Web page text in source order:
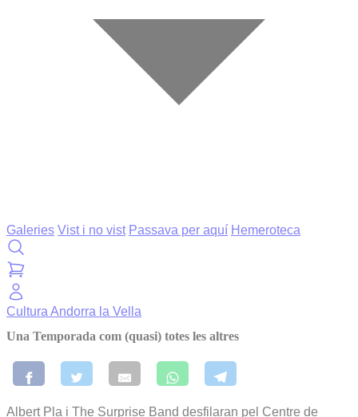
Galeries Vist i no vist Passava per aquí Hemeroteca
Cultura Andorra la Vella
Una Temporada com (quasi) totes les altres
Albert Pla i The Surprise Band desfilaran pel Centre de